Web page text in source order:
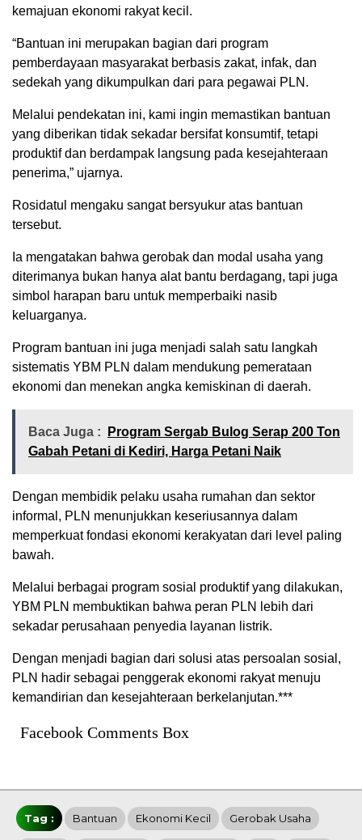
kemajuan ekonomi rakyat kecil.
“Bantuan ini merupakan bagian dari program
pemberdayaan masyarakat berbasis zakat, infak, dan
sedekah yang dikumpulkan dari para pegawai PLN.
Melalui pendekatan ini, kami ingin memastikan bantuan
yang diberikan tidak sekadar bersifat konsumtif, tetapi
produktif dan berdampak langsung pada kesejahteraan
penerima,” ujarnya.
Rosidatul mengaku sangat bersyukur atas bantuan
tersebut.
Ia mengatakan bahwa gerobak dan modal usaha yang
diterimanya bukan hanya alat bantu berdagang, tapi juga
simbol harapan baru untuk memperbaiki nasib
keluarganya.
Program bantuan ini juga menjadi salah satu langkah
sistematis YBM PLN dalam mendukung pemerataan
ekonomi dan menekan angka kemiskinan di daerah.
Baca Juga :
Program Sergab Bulog Serap 200 Ton
Gabah Petani di Kediri, Harga Petani Naik
Dengan membidik pelaku usaha rumahan dan sektor
informal, PLN menunjukkan keseriusannya dalam
memperkuat fondasi ekonomi kerakyatan dari level paling
bawah.
Melalui berbagai program sosial produktif yang dilakukan,
YBM PLN membuktikan bahwa peran PLN lebih dari
sekadar perusahaan penyedia layanan listrik.
Dengan menjadi bagian dari solusi atas persoalan sosial,
PLN hadir sebagai penggerak ekonomi rakyat menuju
kemandirian dan kesejahteraan berkelanjutan.***
Facebook Comments Box
Tag : Bantuan Ekonomi Kecil Gerobak Usaha